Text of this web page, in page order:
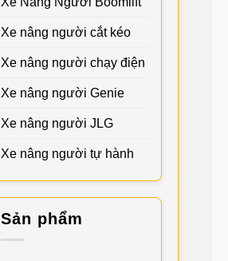
Xe nâng người cắt kéo
Xe nâng người chạy điện
Xe nâng người Genie
Xe nâng người JLG
Xe nâng người tự hành
Sản phẩm